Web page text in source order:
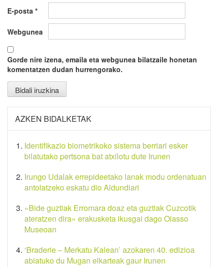
E-posta *
Webgunea
Gorde nire izena, emaila eta webgunea bilatzaile honetan
komentatzen dudan hurrengorako.
AZKEN BIDALKETAK
Identifikazio biometrikoko sistema berriari esker
bilatutako pertsona bat atxilotu dute Irunen
Irungo Udalak errepideetako lanak modu ordenatuan
antolatzeko eskatu dio Aldundiari
«Bide guztiak Erromara doaz eta guztiak Cuzcotik
ateratzen dira» erakusketa ikusgai dago Oiasso
Museoan
‘Braderie – Merkatu Kalean’ azokaren 40. edizioa
abiatuko du Mugan elkarteak gaur Irunen